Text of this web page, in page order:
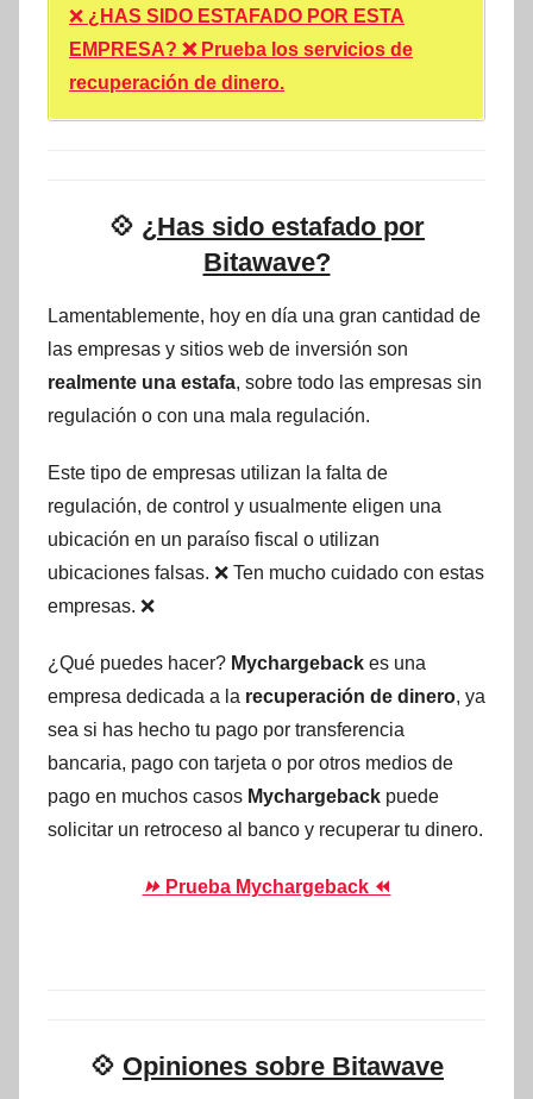
❌ ¿HAS SIDO ESTAFADO POR ESTA
EMPRESA? ❌ Prueba los servicios de
recuperación de dinero.
💠 ¿Has sido estafado por
Bitawave?
Lamentablemente, hoy en día una gran cantidad de
las empresas y sitios web de inversión son
realmente una estafa, sobre todo las empresas sin
regulación o con una mala regulación.
Este tipo de empresas utilizan la falta de
regulación, de control y usualmente eligen una
ubicación en un paraíso fiscal o utilizan
ubicaciones falsas. ❌ Ten mucho cuidado con estas
empresas. ❌
¿Qué puedes hacer? Mychargeback es una
empresa dedicada a la recuperación de dinero, ya
sea si has hecho tu pago por transferencia
bancaria, pago con tarjeta o por otros medios de
pago en muchos casos Mychargeback puede
solicitar un retroceso al banco y recuperar tu dinero.
⏩ Prueba Mychargeback ⏪
💠 Opiniones sobre Bitawave